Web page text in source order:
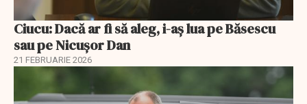
Ciucu: Dacă ar fi să aleg, i-aș lua pe Băsescu
sau pe Nicușor Dan
21 FEBRUARIE 2026